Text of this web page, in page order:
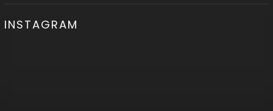
INSTAGRAM